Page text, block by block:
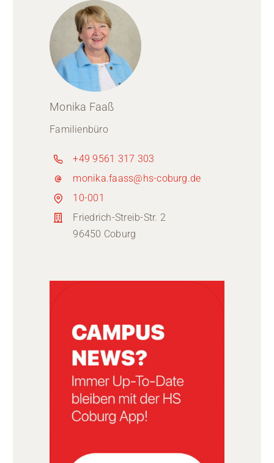
Monika Faaß
Familienbüro
+49 9561 317 303
monika.faass@hs-coburg.de
10-001
Friedrich-Streib-Str. 2
96450 Coburg